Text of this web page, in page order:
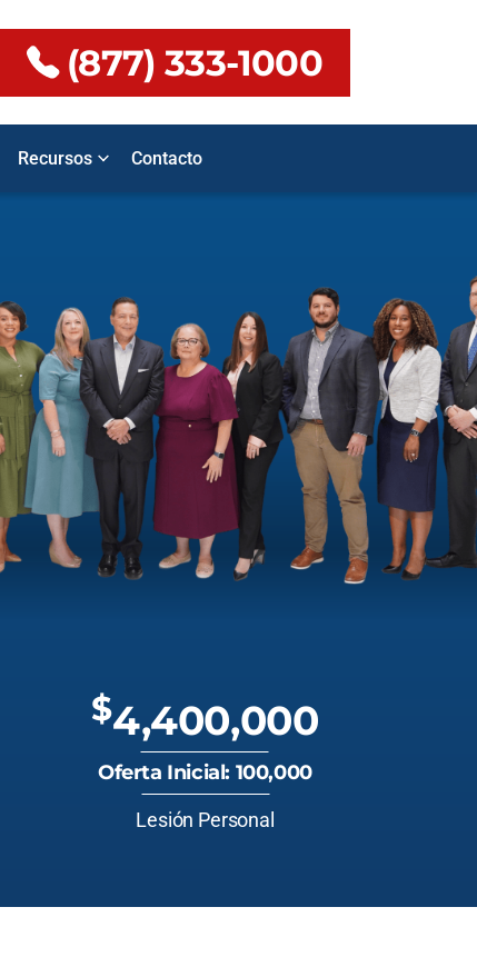
(877) 333-1000
Recursos Contacto
$4,400,000
Oferta Inicial: 100,000
Lesión Personal